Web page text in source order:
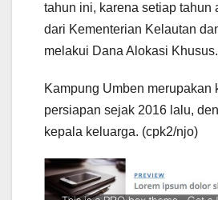
tahun ini, karena setiap tahun
dari Kementerian Kelautan
melakui Dana Alokasi Khusus.
Kampung Umben merupakan
persiapan sejak 2016 lalu,
kepala keluarga. (cpk2/njo)